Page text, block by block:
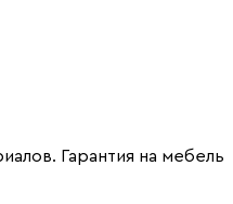
Гарантия на мебель